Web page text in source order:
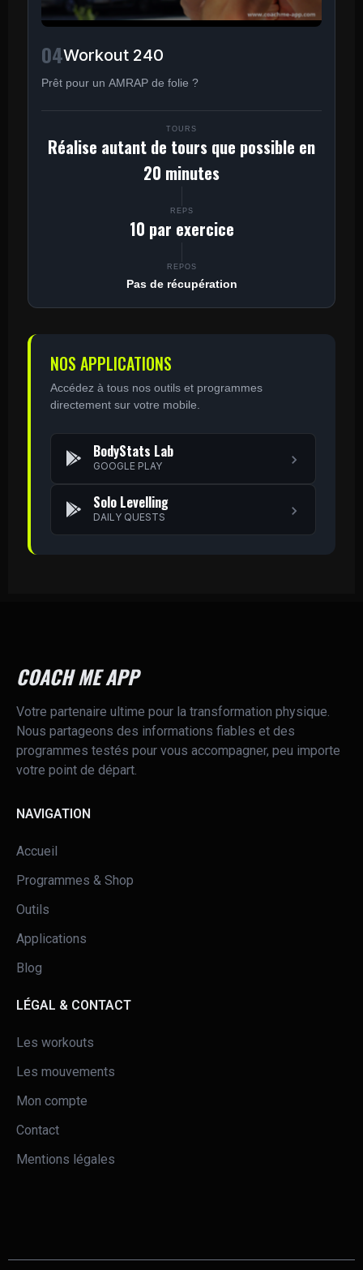
04Workout 240
Prêt pour un AMRAP de folie ?
TOURS
Réalise autant de tours que possible en
20 minutes
REPS
10 par exercice
REPOS
Pas de récupération
NOS APPLICATIONS
Accédez à tous nos outils et programmes
directement sur votre mobile.
BodyStats Lab
GOOGLE PLAY
Solo Levelling
DAILY QUESTS
COACH ME APP
Votre partenaire ultime pour la transformation physique.
Nous partageons des informations fiables et des
programmes testés pour vous accompagner, peu importe
votre point de départ.
NAVIGATION
Accueil
Programmes & Shop
Outils
Applications
Blog
LÉGAL & CONTACT
Les workouts
Les mouvements
Mon compte
Contact
Mentions légales